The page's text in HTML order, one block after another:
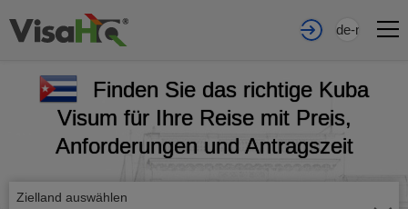
de-nl
Finden Sie das richtige Kuba
Visum für Ihre Reise mit Preis,
Anforderungen und Antragszeit
Zielland auswählen